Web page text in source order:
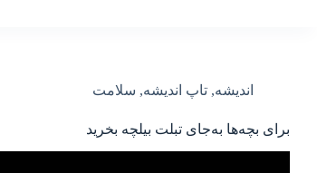
اندیشه, تاپ اندیشه, سلامت
برای بچه‌ها به‌جای تبلت بیلچه بخرید